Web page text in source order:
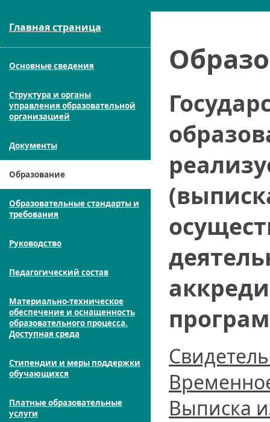
Главная страница
Основные сведения
Структура и органы
управления образовательной
организацией
Документы
Образование
Образовательные стандарты и
требования
Руководство
Педагогический состав
Материально-техническое
обеспечение и оснащенность
образовательного процесса.
Доступная среда
Стипендии и меры поддержки
обучающихся
Платные образовательные
услуги
Выписка